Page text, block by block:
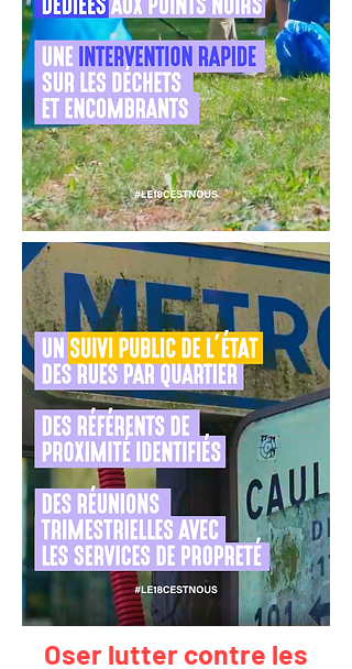
Oser lutter contre les